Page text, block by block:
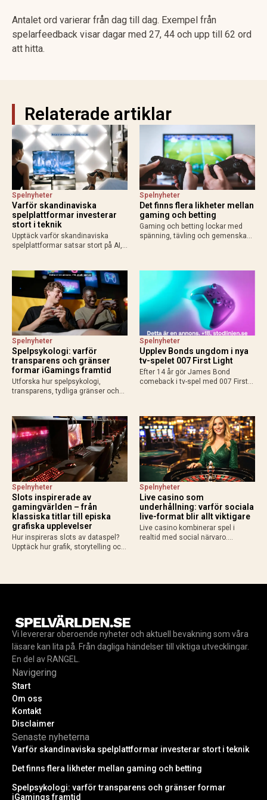
Antalet ord varierar från dag till dag. Exempel från
spelarfeedback visar dagar med 27, 44 och upp till 62 ord
att hitta.
Relaterade artiklar
Varför skandinaviska
spelplattformar investerar
stort i teknik
Spelnyheter
Upptäck varför skandinaviska
spelplattformar satsar stort på AI,
konkurrenskraft.
Det finns flera likheter mellan
gaming och betting
Spelnyheter
Gaming och betting lockar med
spänning, tävling och gemenskap.
Spelpsykologi: varför
transparens och gränser
formar iGamings framtid
Spelnyheter
Utforska hur spelpsykologi,
transparens, tydliga gränser och
hållbart spelande.
Upplev Bonds ungdom i nya
tv-spelet 007 First Light
Spelnyheter
Efter 14 år gör James Bond
comeback i tv-spel med 007 First
släpps 27 maj 2026.
Slots inspirerade av
gamingvärlden – från
klassiska titlar till episka
grafiska upplevelser
Spelnyheter
Hur inspireras slots av dataspel?
Upptäck hur grafik, storytelling och
Live casino som
underhållning: varför sociala
live-format blir allt viktigare
Spelnyheter
Live casino kombinerar spel i
realtid med social närvaro.
Vi levererar oberoende nyheter och aktuell bevakning som våra
läsare kan lita på. Från dagliga händelser till viktiga utvecklingar.
En del av RANGEL.
Navigering
Start
Om oss
Kontakt
Disclaimer
Senaste nyheterna
Varför skandinaviska spelplattformar investerar stort i teknik
Det finns flera likheter mellan gaming och betting
Spelpsykologi: varför transparens och gränser formar
iGamings framtid